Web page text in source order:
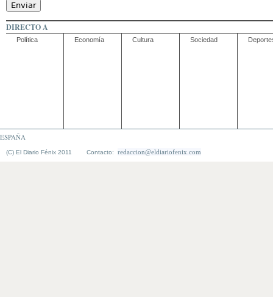
DIRECTO A
Política Economía Cultura Sociedad
ESPAÑA
(C) El Diario Fénix 2011 Contacto: redaccion@eldiariofenix.com